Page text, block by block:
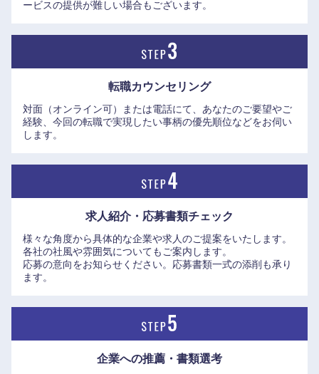
●キャリアパス
PJリーダーの初経験の多くが20代など、若年層への機会付与
ることで、プロフェッショナルとしても長く第一線で活躍で
きる
・社内研修講座を年間900回以上実施するなど、社員の専門
・管理職比率がプロパーよりキャリア入社の方がやや高く、
プロパーとキャリアで昇進・評価の差がない
・真面目で勉強好き（知的好奇心が旺盛）な方が多い
ービスの提供が難しい場合もございます。
転職カウンセリング
対面（オンライン可）または電話にて、あなたのご要望やご
経験、今回の転職で実現したい事柄の優先順位などをお伺い
します。
求人紹介・応募書類チェック
様々な角度から具体的な企業や求人のご提案をいたします。
各社の社風や雰囲気についてもご案内します。
応募の意向をお知らせください。応募書類一式の添削も承り
ます。
企業への推薦・書類選考
九州・沖縄